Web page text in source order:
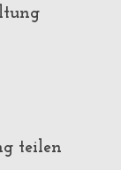
teilen